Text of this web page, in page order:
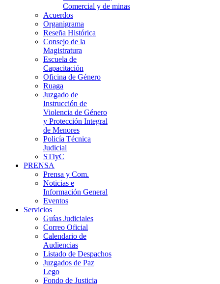
Comercial y de minas
Acuerdos
Organigrama
Reseña Histórica
Consejo de la
Magistratura
Escuela de
Capacitación
Oficina de Género
Ruaga
Juzgado de
Instrucción de
Violencia de Género
y Protección Integral
de Menores
Policía Técnica
Judicial
STIyC
PRENSA
Prensa y Com.
Noticias e
Información General
Eventos
Servicios
Guías Judiciales
Correo Oficial
Calendario de
Audiencias
Listado de Despachos
Juzgados de Paz
Lego
Fondo de Justicia